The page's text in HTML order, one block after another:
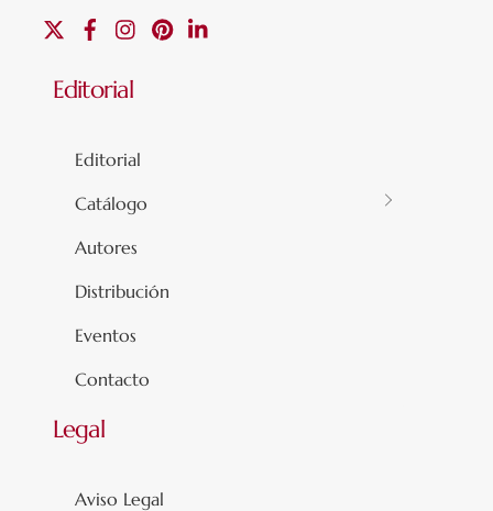
FacebookInstagramPinterest
Editorial
Editorial
Catálogo
Autores
Distribución
Eventos
Contacto
Legal
Aviso Legal